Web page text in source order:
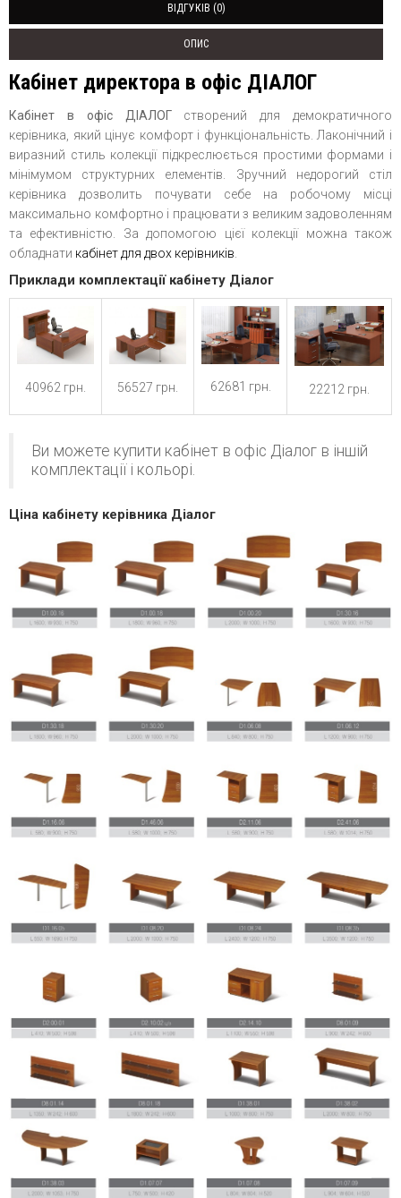
ВІДГУКІВ (0)
ОПИС
Кабінет директора в офіс ДІАЛОГ
Кабінет в офіс ДІАЛОГстворений для демократичного
керівника, який цінує комфорт і функціональність. Лаконічний і
виразний стиль колекції підкреслюється простими формами і
мінімумом структурних елементів. Зручний недорогий стіл
керівника дозволить почувати себе на робочому місці
максимально комфортно і працювати з великим задоволенням
та ефективністю. За допомогою цієї колекції можна також
обладнати кабінет для двох керівників
Приклади комплектації кабінету Діалог
40962 грн. 56527 грн. 62681 грн. 22212 грн.
Ви можете купити кабінет в офіс Діалог в іншій
комплектації і кольорі.
Ціна кабінету керівника Діалог